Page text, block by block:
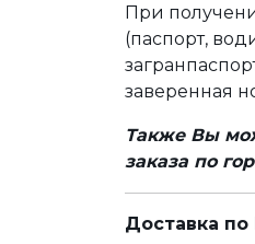
При
(паспорт,
заверенная
Также Вы
заказа по
Доставка по